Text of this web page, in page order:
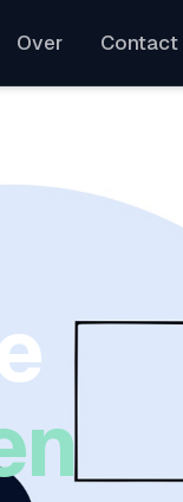
Over Contact